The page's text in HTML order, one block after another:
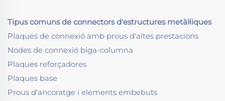
Tipus comuns de connectors d'estructures metàl·liques
Plaques de connexió amb prous d'altes prestacions
Nodes de connexió biga-columna
Plaques reforçadores
Plaques base
Prous d'ancoratge i elements embebuts